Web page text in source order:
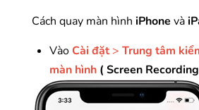
Cách quay màn hình iPhone và
Vào Cài đặt> Trung tâm
màn hình ( Screen